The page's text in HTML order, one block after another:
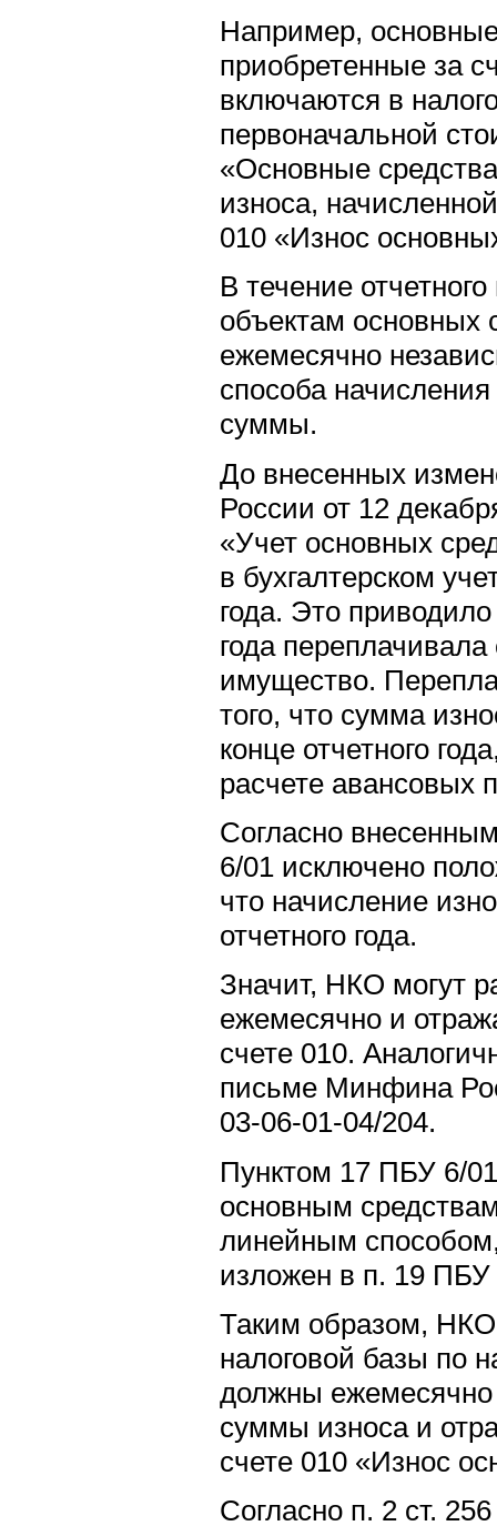
Например,
приобретенные за
включаются в
первоначальной
«Основные
износа,
010 «Износ
В течение
объектам основных
ежемесячно
способа
суммы.
До внесенных
России от 12
«Учет основных
в бухгалтерском
года. Это
года
имущество.
того, что сумма
конце отчетного
расчете авансовых
Согласно
6/01 исключено
что начисление
отчетного года.
Значит, НКО могут
ежемесячно и
счете 010.
письме Минфина
03-06-01-04/204.
Пунктом 17 ПБУ 6/
основным
линейным способом,
изложен в п. 19 ПБУ
Таким образом,
налоговой базы по
должны ежемесячно
суммы износа и
счете 010 «Износ
Согласно п. 2 ст.